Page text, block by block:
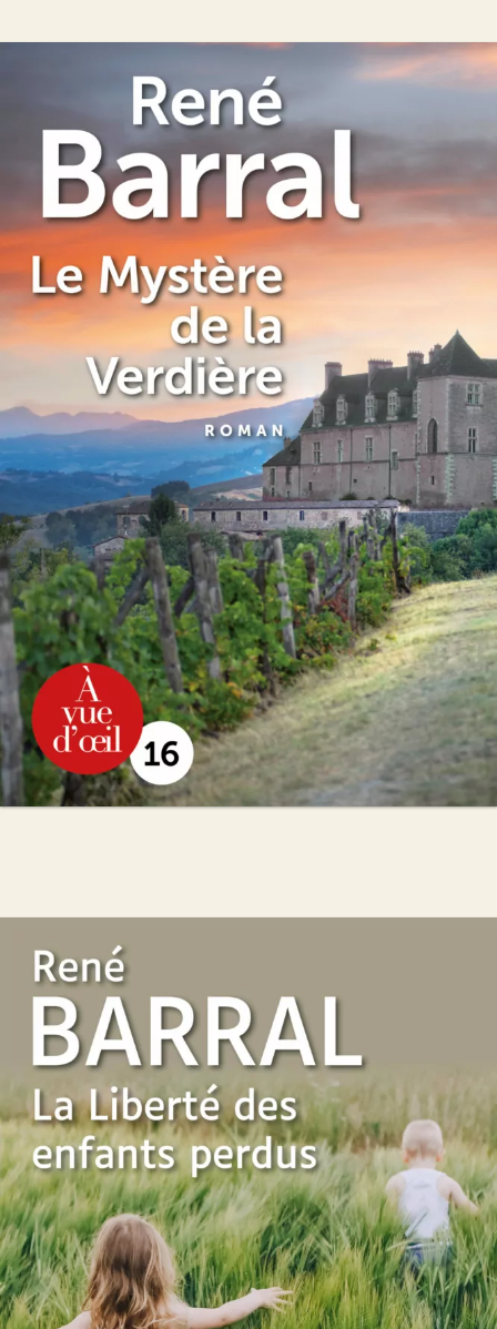
Le Mystère de la Verdière
René Barral
24 €
La Liberté des enfants perdus
René Barral